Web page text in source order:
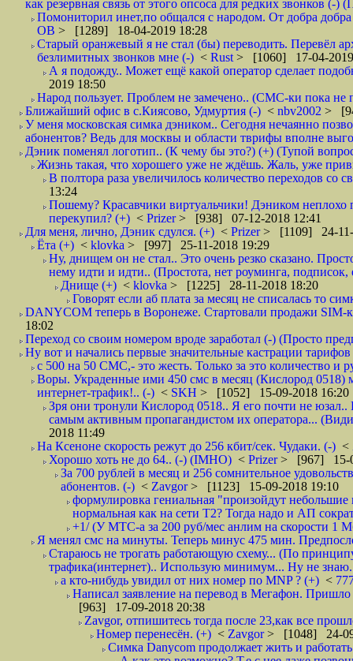
как резервная связь от этого опсоса для редких звонков (-)
Помониторил инет,по общался с народом. От добра
ОВ > [1289] 18-04-2019 18:28
Старый оранжевый я не стал (бы) переводить. Перевёл
безлимитных звонков мне (-) < Rust > [1060] 17-04-
А я подожду.. Может ещё какой оператор сделает
2019 18:50
Народ пользует. Проблем не замечено.. (СМС-ки пока
Ближайший офис в с.Киясово, Удмуртия (-) < nbv2002 >
У меня московская симка дэником.. Сегодня нечаянно
абонентов? Ведь для москвы и области тврифы вполне
Дэник поменял логотип.. (К чему бы это?) (+) (Тупой
Жизнь такая, что хорошего уже не ждёшь. Жаль, уже
В полтора раза увеличилось количество переходов
13:24
Пошему? Красавчики виртуальчики! Дэником
перекупил? (+) < Prizer> [938] 07-12-2018 12:41
Для меня, лично, Дэник сдулся. (+) < Prizer> [1109] 24-11-
Ёта (+) < klovka > [997] 25-11-2018 19:29
Ну, днищем он не стал.. Это очень резко сказано.
нему идти и идти.. (Простота, нет роуминга,
Днище (+) < klovka > [1225] 28-11-2018 18:20
Говорят если аб плата за месяц не списалась то
DANYCOM теперь в Воронеже. Стартовали продажи SIM-
18:02
Переход со своим номером вроде заработал (-) (Просто
Ну вот и начались первые значительные кастрации
с 500 на 50 СМС,- это жесть. Только за это количество и
Воры. Украденные ими 450 смс в месяц (Кислород 0518)
интернет-трафик!.. (-) < SKH > [1052] 15-09-2018 16:20
Зря они тронули Кислород 0518.. Я его почти не
самым активным пропагандистом их оператора...
2018 11:49
На Ксеноне скорость режут до 256 кбит/сек. Чудаки. (-) <
Хорошо хоть не до 64.. (-) (IMHO) < Prizer> [967] 15-
За 700 рублей в месяц и 256 сомнительное
абонентов. (-) < Zavgor> [1123] 15-09-2018 19:10
формулировка гениальная "произойдут небольшие
нормальная как на сети Т2? Тогда надо и АП
+1/ (У МТС-а за 200 руб/мес анлим на скорости 1
Я менял смс на минуты. Теперь минус 475 мин.
Стараюсь не трогать работающую схему... (По
трафика(интернет).. Использую минимум... Ну не
а кто-нибудь увидил от них номер по MNP ? (+) <
Написал заявление на перевод в Мегафон.
[963] 17-09-2018 20:38
Zavgor, отпишитесь тогда после 23,как все
Номер перенесён. (+) < Zavgor> [1048] 24-
Симка Danycom продолжает жить и